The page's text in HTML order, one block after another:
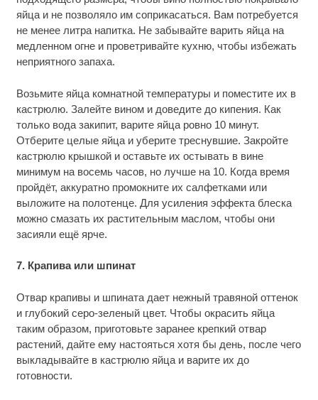
яйца и не позволяло им соприкасаться. Вам потребуется
не менее литра напитка. Не забывайте варить яйца на
медленном огне и проветривайте кухню, чтобы избежать
неприятного запаха.
Возьмите яйца комнатной температуры и поместите их в
кастрюлю. Залейте вином и доведите до кипения. Как
только вода закипит, варите яйца ровно 10 минут.
Отберите целые яйца и уберите треснувшие. Закройте
кастрюлю крышкой и оставьте их остывать в вине
минимум на восемь часов, но лучше на 10. Когда время
пройдёт, аккуратно промокните их салфетками или
выложите на полотенце. Для усиления эффекта блеска
можно смазать их растительным маслом, чтобы они
засияли ещё ярче.
7. Крапива или шпинат
Отвар крапивы и шпината дает нежный травяной оттенок
и глубокий серо-зеленый цвет. Чтобы окрасить яйца
таким образом, приготовьте заранее крепкий отвар
растений, дайте ему настояться хотя бы день, после чего
выкладывайте в кастрюлю яйца и варите их до
готовности.